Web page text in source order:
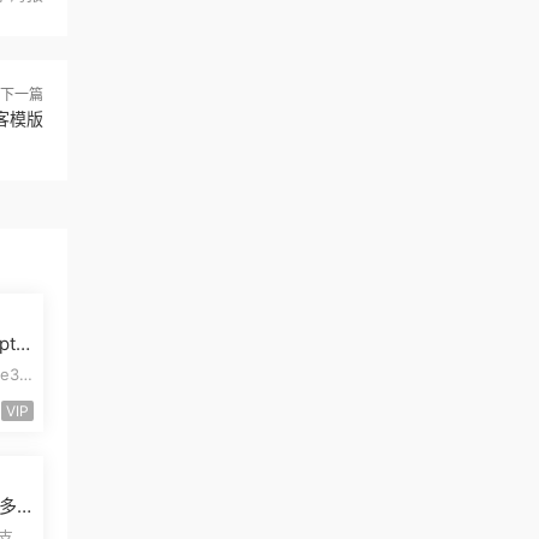
下一篇
模版
开
VIP